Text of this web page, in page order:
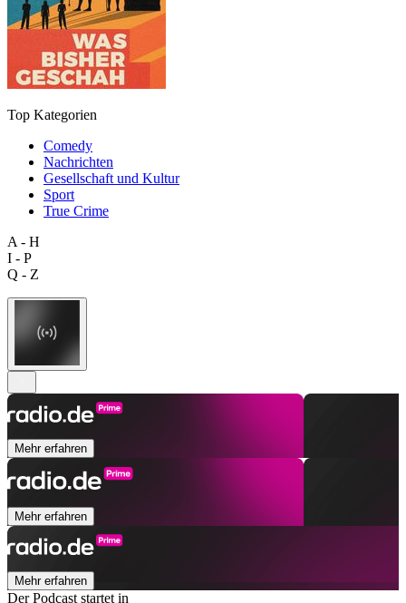
Top Kategorien
Comedy
Nachrichten
Gesellschaft und Kultur
Sport
True Crime
A - H
I - P
Q - Z
Mehr erfahren
Mehr erfahren
Mehr erfahren
Der Podcast startet in